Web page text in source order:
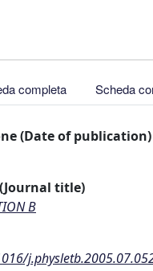
completa Scheda
(Date of publication)
title)
B